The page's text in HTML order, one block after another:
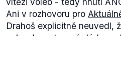
Ani v rozhovoru pro
Drahoš explicitně neuvedl,
pokus k sestavení vlády